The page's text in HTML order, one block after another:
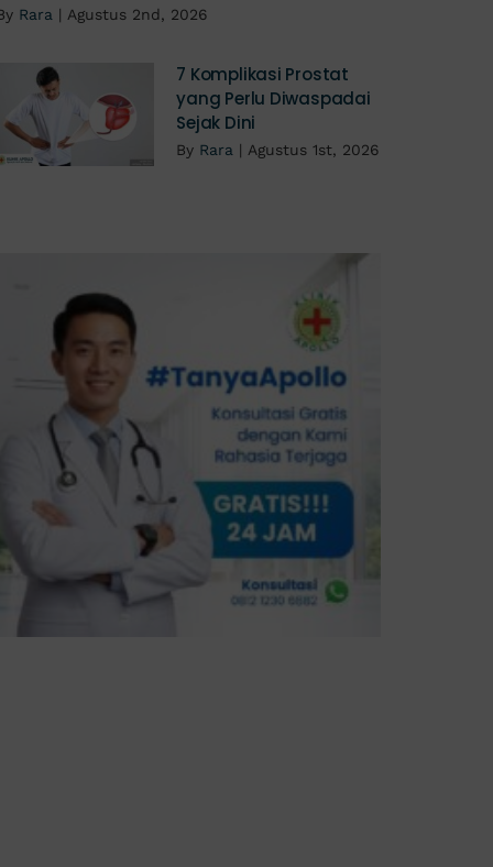
Rara | Agustus 2nd, 2026
7 Komplikasi Prostat
yang Perlu Diwaspadai
Sejak Dini
By Rara | Agustus 1st, 2026